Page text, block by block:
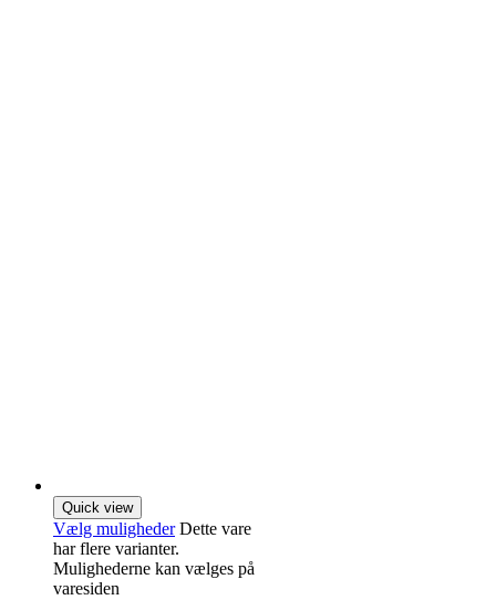
Quick view
Vælg muligheder Dette vare
har flere varianter.
Mulighederne kan vælges på
varesiden